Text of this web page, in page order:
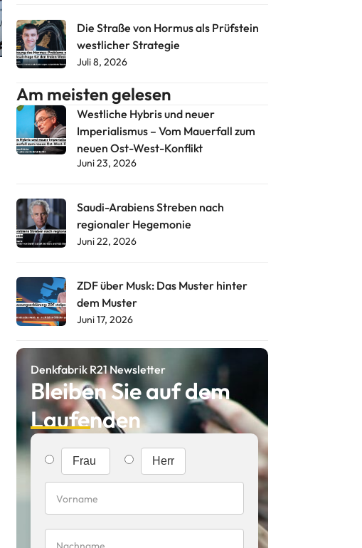
Die Straße von Hormus als Prüfstein
westlicher Strategie
Juli 8, 2026
Am meisten gelesen
Westliche Hybris und neuer
Imperialismus – Vom Mauerfall zum
neuen Ost-West-Konflikt
Juni 23, 2026
Saudi-Arabiens Streben nach
regionaler Hegemonie
Juni 22, 2026
ZDF über Musk: Das Muster hinter
dem Muster
Juni 17, 2026
Denkfabrik R21 Newsletter
Bleiben Sie auf dem
Laufenden
Frau Herr